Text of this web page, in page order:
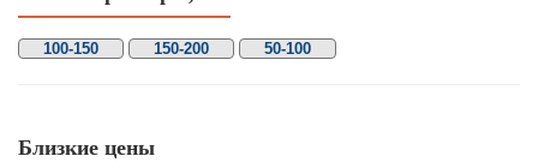
100-150 150-200 50-100
Близкие цены